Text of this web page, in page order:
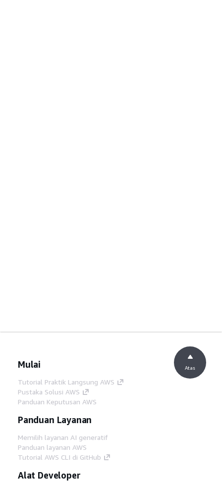
Mulai
Tutorial Praktik Langsung AWS
Pustaka Solusi AWS
Panduan Keputusan AWS
Panduan Layanan
Memilih layanan AI generatif
Panduan layanan AWS
Tutorial AWS CLI di GitHub
Alat Developer
Atas